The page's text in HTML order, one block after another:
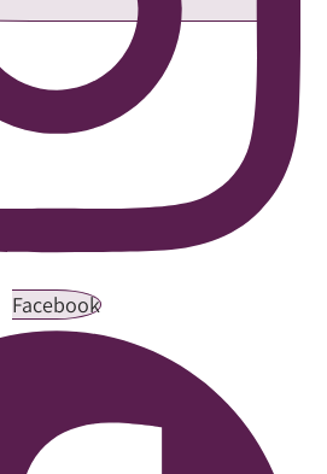
Facebook